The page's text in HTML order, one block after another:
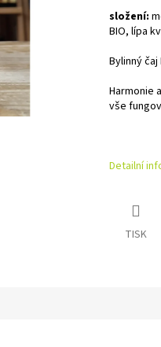
složení:
BIO, lípa
Bylinný
Harmonie
vše
Detailní
TISK